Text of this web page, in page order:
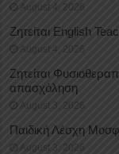
August 4, 2026
Ζητείται English
August 4, 2026
Ζητείται
απασχόληση
August 3, 2026
Παιδική Λέσχη
August 3, 2026